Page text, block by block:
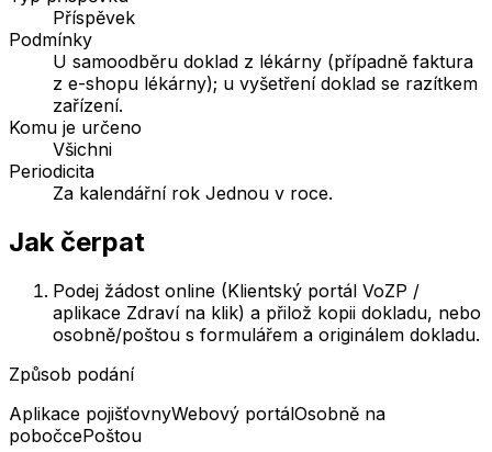
Příspěvek
Podmínky
U samoodběru doklad z lékárny (případně faktura
z e-shopu lékárny); u vyšetření doklad se razítkem
zařízení.
Komu je určeno
Všichni
Periodicita
Za kalendářní rok Jednou v roce.
Jak čerpat
Podej žádost online (Klientský portál VoZP /
aplikace Zdraví na klik) a přilož kopii dokladu, nebo
osobně/poštou s formulářem a originálem dokladu.
Způsob podání
Aplikace pojišťovnyWebový portálOsobně na
pobočcePoštou